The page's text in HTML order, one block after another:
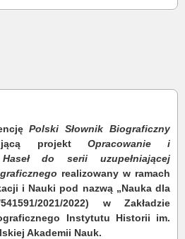
Polski Słownik Biograficzny
projekt Opracowanie i
do serii uzupełniającej
realizowany w ramach
i Nauki pod nazwą „Nauka dla
2021/2022) w Zakładzie
Instytutu Historii im.
Akademii Nauk.